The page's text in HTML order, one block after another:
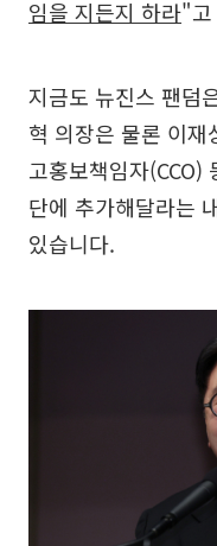
임을 지든지 하라"고
지금도 뉴진스 팬덤
혁 의장은 물론 이재
고홍보책임자(CCO)
단에 추가해달라는
있습니다.